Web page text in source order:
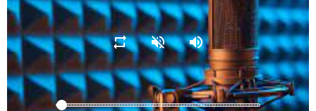
repeat volume_off volume_up